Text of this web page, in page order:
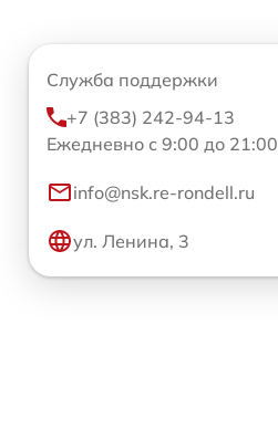
Служба поддержки
+7 (383) 242-94-13
Ежедневно с 9:00 до 21:00
info@nsk.re-rondell.ru
ул. Ленина, 3